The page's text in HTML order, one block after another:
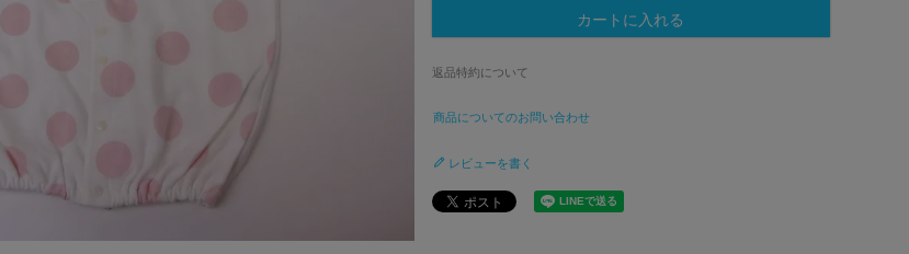
カートに入れる
返品特約について
商品についてのお問い合わせ
レビューを書く